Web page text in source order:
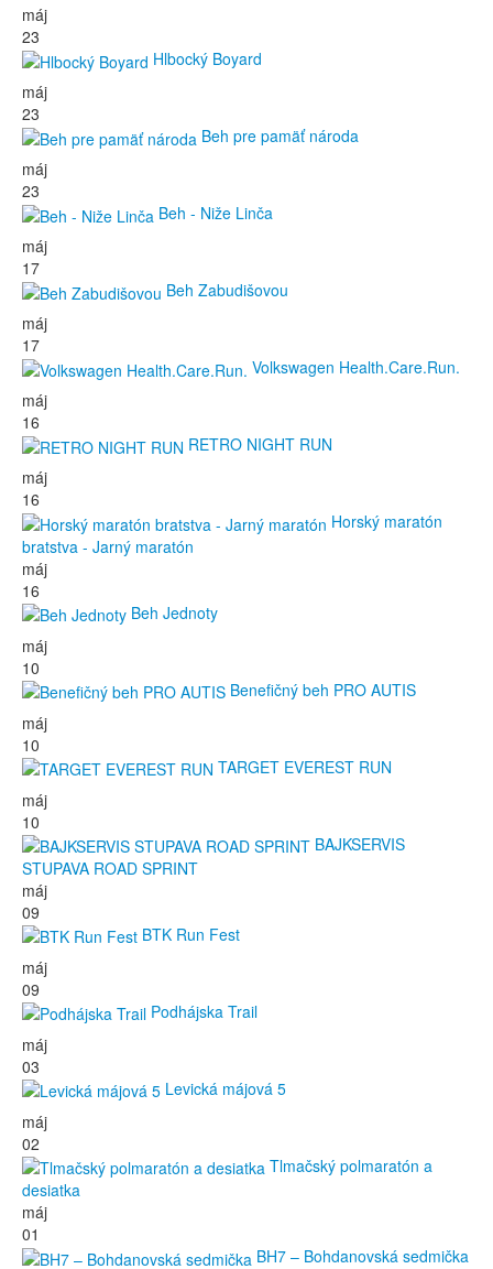
máj
23
Hlbocký Boyard
máj
23
Beh pre pamäť národa
máj
23
Beh - Niže Linča
máj
17
Beh Zabudišovou
máj
17
Volkswagen Health.Care.Run.
máj
16
RETRO NIGHT RUN
máj
16
Horský maratón
bratstva - Jarný maratón
máj
16
Beh Jednoty
máj
10
Benefičný beh PRO AUTIS
máj
10
TARGET EVEREST RUN
máj
10
BAJKSERVIS
STUPAVA ROAD SPRINT
máj
09
BTK Run Fest
máj
09
Podhájska Trail
máj
03
Levická májová 5
máj
02
Tlmačský polmaratón a
desiatka
máj
01
BH7 – Bohdanovská sedmička